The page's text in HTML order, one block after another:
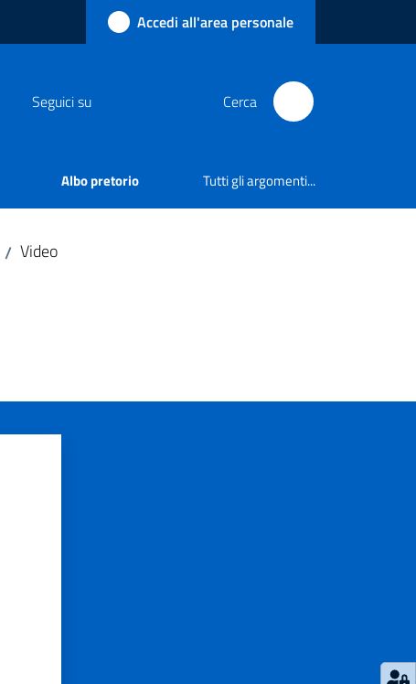
Accedi all'area personale
Seguici su Cerca
Albo pretorio Tutti gli argomenti...
/ Video